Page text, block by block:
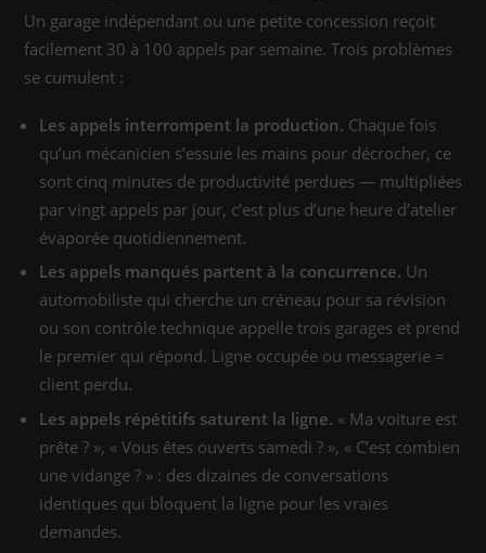
Un garage indépendant ou une petite concession reçoit
facilement 30 à 100 appels par semaine. Trois problèmes
se cumulent :
Les appels interrompent la production. Chaque fois
qu’un mécanicien s’essuie les mains pour décrocher, ce
sont cinq minutes de productivité perdues — multipliées
par vingt appels par jour, c’est plus d’une heure d’atelier
évaporée quotidiennement.
Les appels manqués partent à la concurrence. Un
automobiliste qui cherche un créneau pour sa révision
ou son contrôle technique appelle trois garages et prend
le premier qui répond. Ligne occupée ou messagerie =
client perdu.
Les appels répétitifs saturent la ligne. « Ma voiture est
prête ? », « Vous êtes ouverts samedi ? », « C’est combien
une vidange ? » : des dizaines de conversations
identiques qui bloquent la ligne pour les vraies
demandes.